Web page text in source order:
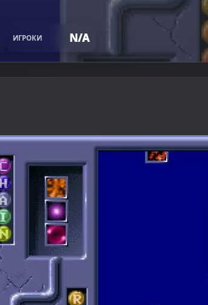
ИГРОКИ N/A